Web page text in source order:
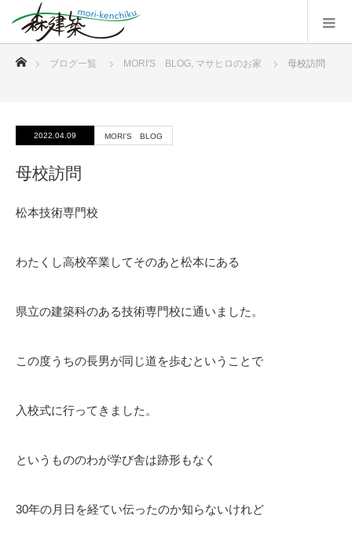
ブログ一覧 MORI'S BLOG, マサヒロのお家 母校訪問
2022.04.09 MORI'S BLOG
母校訪問
松本技術専門校
わたくし高校卒業してそのあと松本にある
県立の建築科のある技術専門校に通いました。
この度うちの長男が同じ道を歩むということで
入校式に行ってきました。
というもののわが学び舎は跡形もなく
30年の月日を経てい伝ったのか知らないけれど